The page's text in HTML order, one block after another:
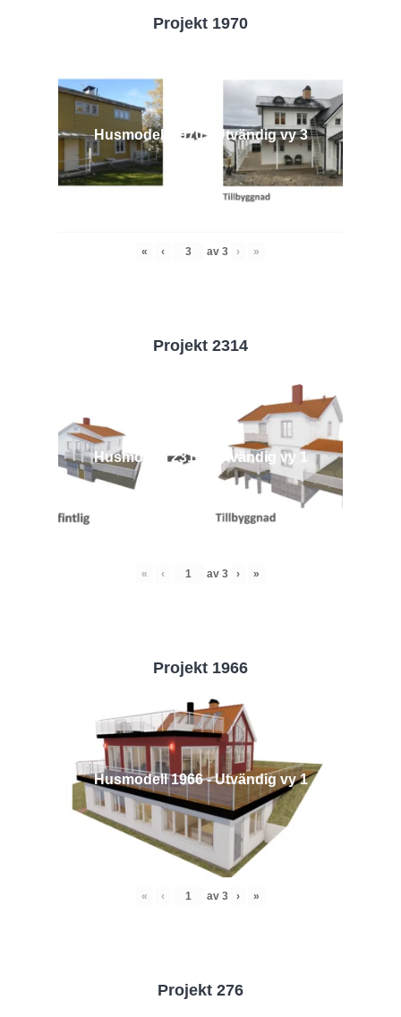
Projekt 1970
Husmodell 1970 - Utvändig vy 3
« ‹ av 3 › »
Projekt 2314
Husmodell 2314 - Utvändig vy 1
« ‹ av 3 › »
Projekt 1966
Husmodell 1966 - Utvändig vy 1
« ‹ av 3 › »
Projekt 276